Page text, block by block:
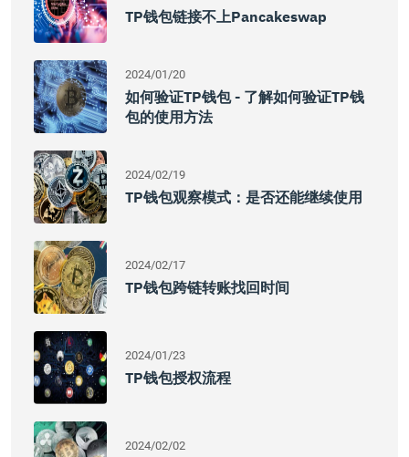
TP钱包链接不上pancakeswap
2024/01/20
如何验证TP钱包 - 了解如何验证TP钱
包的使用方法
2024/02/19
TP钱包观察模式：是否还能继续使用
2024/02/17
TP钱包跨链转账找回时间
2024/01/23
TP钱包授权流程
2024/02/02